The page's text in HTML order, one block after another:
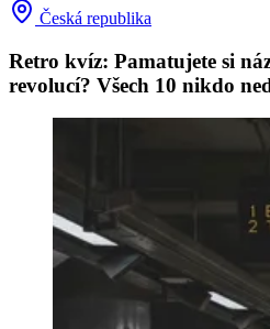
Česká republika
Retro kvíz: Pamatujete si
revolucí? Všech 10 nikdo